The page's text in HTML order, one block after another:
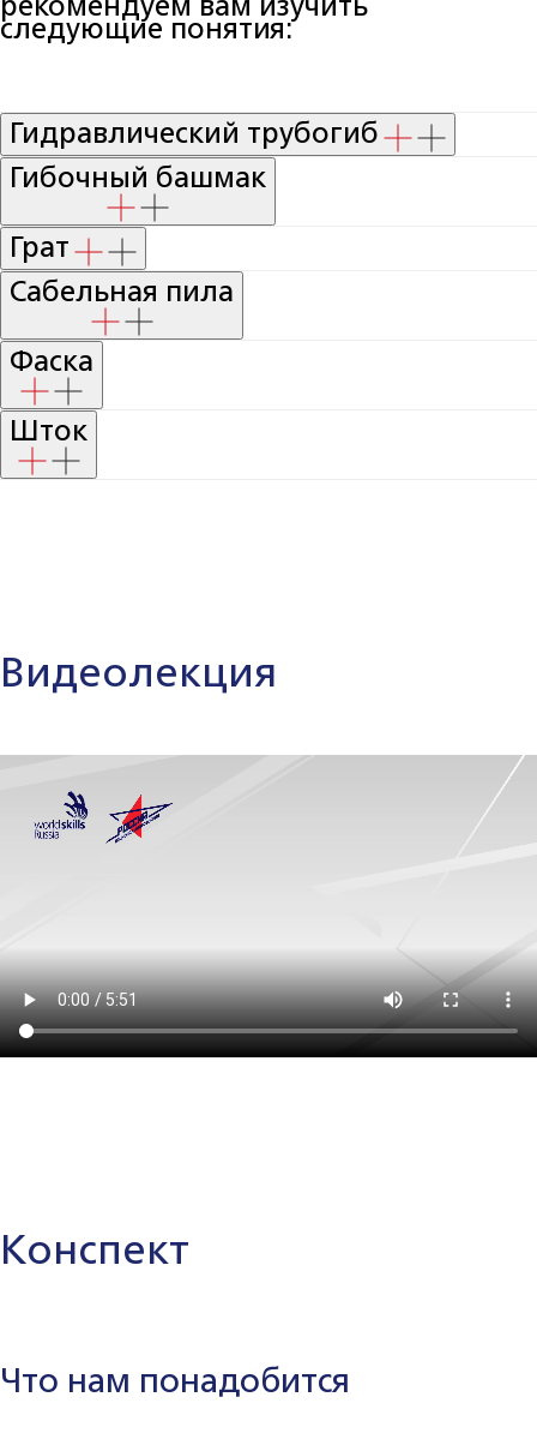
следующие понятия:
Гидравлический трубогиб
Гибочный башмак
Грат
Сабельная пила
Фаска
Шток
Видеолекция
Конспект
Что нам понадобится